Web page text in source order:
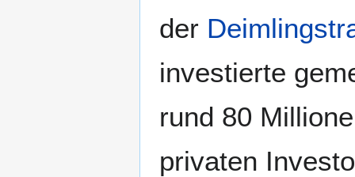
der
investierte
rund 80
privaten